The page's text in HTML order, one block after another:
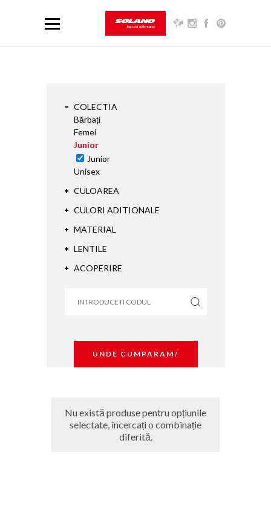
COLECTIA
Bărbați
Femei
Junior
Junior
Unisex
CULOAREA
CULORI ADITIONALE
MATERIAL
LENTILE
ACOPERIRE
UNDE CUMPARAM?
Nu există produse pentru opțiunile
selectate, încercați o combinație
diferită.